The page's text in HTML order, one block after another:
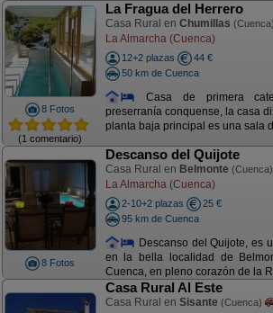
8 Fotos
(1 comentario)
La Fragua del Herrero
Casa Rural en Chumillas (Cuenca)
La Almarcha (Cuenca)
12+2 plazas
44 €
50 km de Cuenca
Casa de primera
preserranía conquense, la casa
planta baja principal es una sala
8 Fotos
Descanso del Quijote
Casa Rural en Belmonte (Cuenca)
La Almarcha (Cuenca)
2-10+2 plazas
25 €
95 km de Cuenca
Descanso del Quijote, es
en la bella localidad de
Cuenca, en pleno corazón de la
Casa Rural Al Este
Casa Rural en Sisante (Cuenca)